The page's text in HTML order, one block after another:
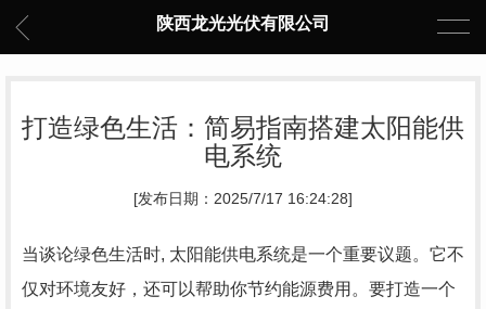
陕西龙光光伏有限公司
打造绿色生活：简易指南搭建太阳能供
电系统
[发布日期：2025/7/17 16:24:28]
当谈论绿色生活时, 太阳能供电系统是一个重要议题。它不
仅对环境友好，还可以帮助你节约能源费用。要打造一个